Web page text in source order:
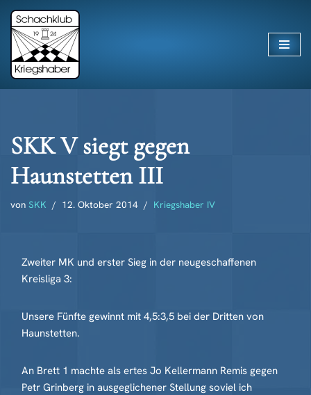
Zum
Inhalt
springen
SKK V siegt gegen
Haunstetten III
von SKK 12. Oktober 2014 Kriegshaber IV
Zweiter MK und erster Sieg in der neugeschaffenen
Kreisliga 3:
Unsere Fünfte gewinnt mit 4,5:3,5 bei der Dritten von
Haunstetten.
An Brett 1 machte als ertes Jo Kellermann Remis gegen
Petr Grinberg in ausgeglichener Stellung soviel ich